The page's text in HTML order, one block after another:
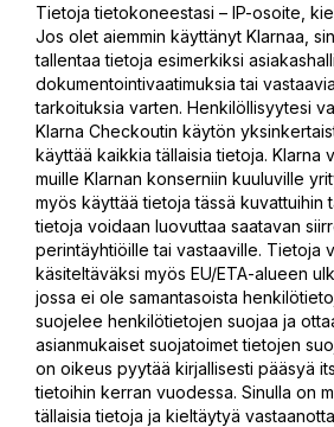
Tietoja tietokoneestasi – IP-osoite,
Jos olet aiemmin käyttänyt Klarnaa,
tallentaa tietoja esimerkiksi
dokumentointivaatimuksia tai
tarkoituksia varten. Henkilöllisyytesi
Klarna Checkoutin käytön
käyttää kaikkia tällaisia tietoja. Klarna
muille Klarnan konserniin kuuluville
myös käyttää tietoja tässä kuvattuihin
tietoja voidaan luovuttaa saatavan
perintäyhtiöille tai vastaaville. Tietoja
käsiteltäväksi myös EU/ETA-alueen
jossa ei ole samantasoista
suojelee henkilötietojen suojaa ja
asianmukaiset suojatoimet tietojen
on oikeus pyytää kirjallisesti pääsyä
tietoihin kerran vuodessa. Sinulla on
tällaisia tietoja ja kieltäytyä